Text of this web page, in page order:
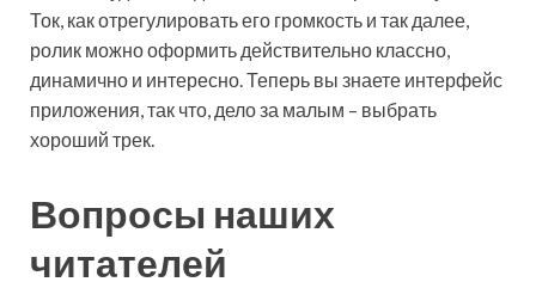
Ток, как отрегулировать его громкость и так далее,
ролик можно оформить действительно классно,
динамично и интересно. Теперь вы знаете интерфейс
приложения, так что, дело за малым – выбрать
хороший трек.
Вопросы наших
читателей